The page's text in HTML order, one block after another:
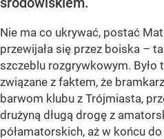
Nie ma co ukrywać, postać
przewijała się przez boiska –
szczeblu rozgrywkowym. Było
związane z faktem, że
barwom klubu z Trójmiasta,
drużyną długą drogę z
półamatorskich, aż w końcu